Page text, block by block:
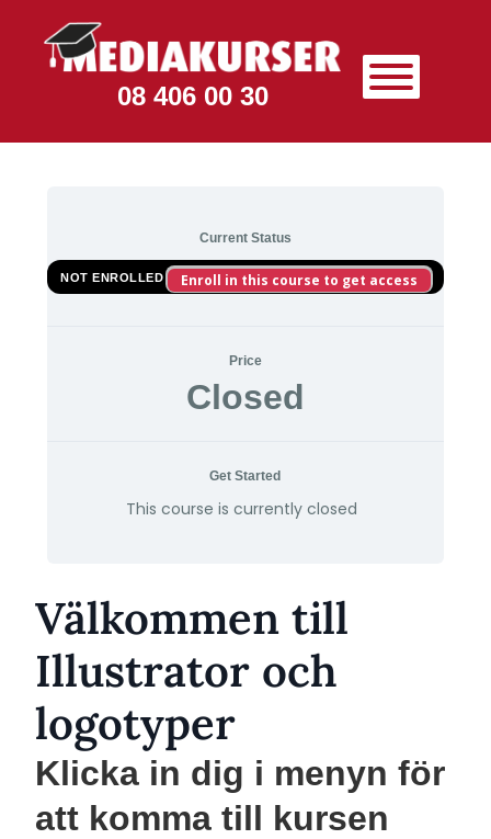
08 406 00 30
Current Status
NOT ENROLLED Enroll in this course to get access
Price
Closed
Get Started
This course is currently closed
Välkommen till
Illustrator och
logotyper
Klicka in dig i menyn för
att komma till kursen